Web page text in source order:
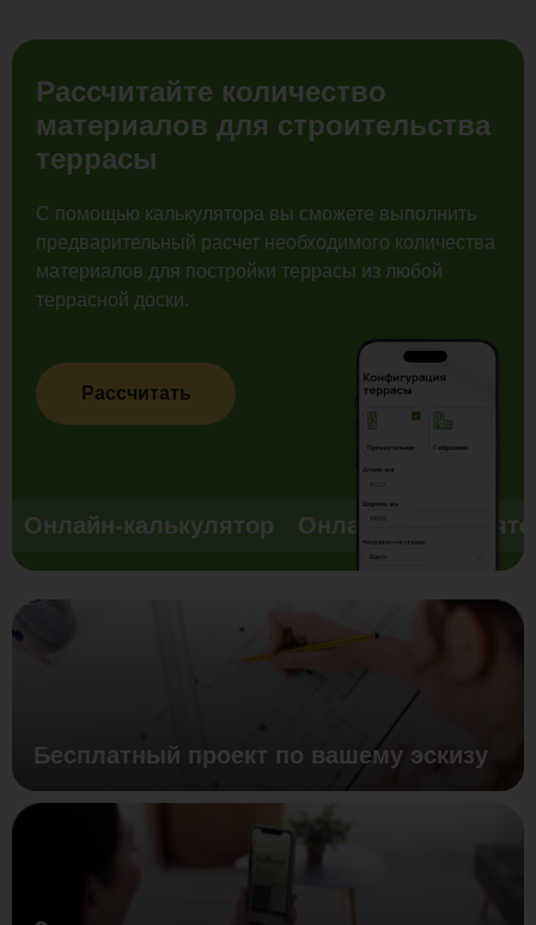
Рассчитайте количество
материалов для строительства
террасы
С помощью калькулятора вы сможете выполнить
предварительный расчет необходимого количества
материалов для постройки террасы из любой
террасной доски.
Рассчитать
Онлайн-калькулятор Онлайн-
Бесплатный проект по вашему эскизу